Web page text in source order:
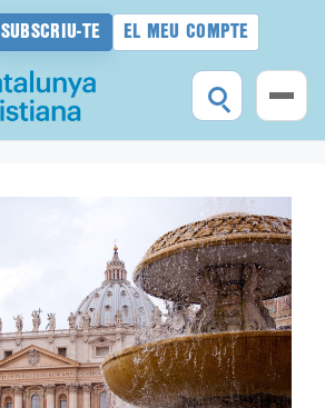
SUBSCRIU-TE EL MEU COMPTE